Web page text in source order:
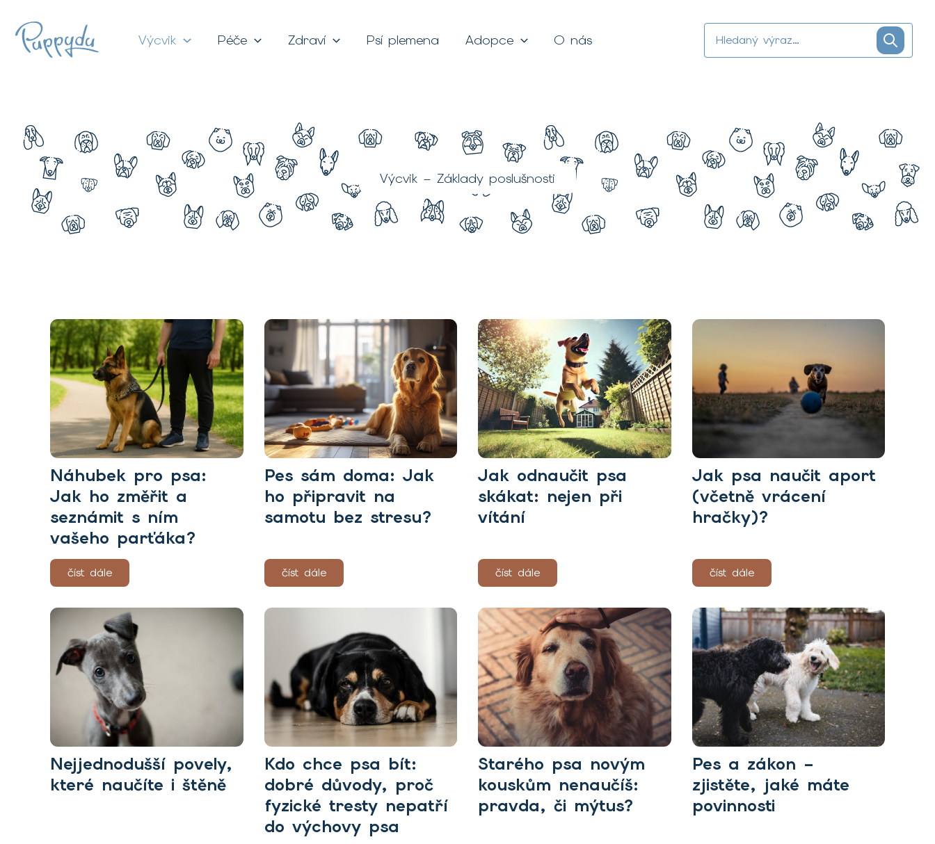
obsah
Výcvik Péče Zdraví Psí plemena Adopce O nás
Výcvik – Základy poslušnosti
Náhubek pro psa:
Jak ho změřit a
seznámit s ním
vašeho parťáka?
číst dále
Pes sám doma: Jak
ho připravit na
samotu bez stresu?
číst dále
Jak odnaučit psa
skákat: nejen při
vítání
číst dále
Jak psa naučit aport
(včetně vrácení
hračky)?
číst dále
Nejjednodušší povely,
které naučíte i štěně
Kdo chce psa bít:
dobré důvody, proč
fyzické tresty nepatří
do výchovy psa
Starého psa novým
kouskům nenaučíš:
pravda, či mýtus?
Pes a zákon –
zjistěte, jaké máte
povinnosti